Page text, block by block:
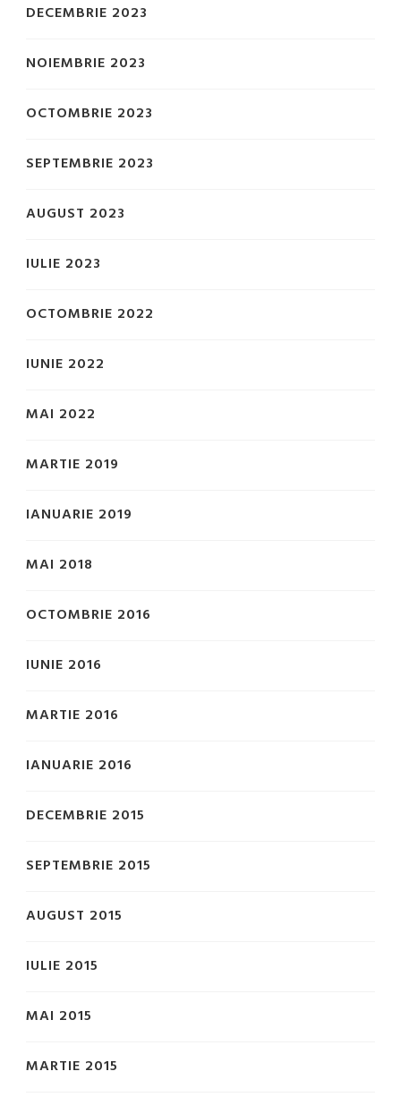
DECEMBRIE 2023
NOIEMBRIE 2023
OCTOMBRIE 2023
SEPTEMBRIE 2023
AUGUST 2023
IULIE 2023
OCTOMBRIE 2022
IUNIE 2022
MAI 2022
MARTIE 2019
IANUARIE 2019
MAI 2018
OCTOMBRIE 2016
IUNIE 2016
MARTIE 2016
IANUARIE 2016
DECEMBRIE 2015
SEPTEMBRIE 2015
AUGUST 2015
IULIE 2015
MAI 2015
MARTIE 2015